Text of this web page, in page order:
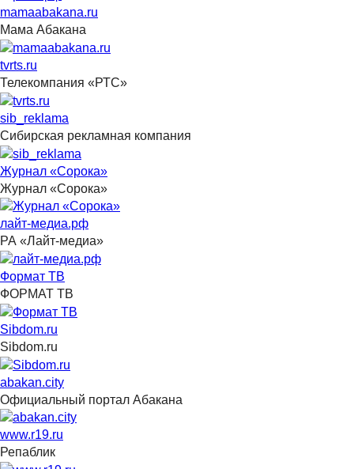
mamaabakana.ru
Мама Абакана
tvrts.ru
Телекомпания «РТС»
sib_reklama
Сибирская рекламная компания
Журнал «Сорока»
Журнал «Сорока»
лайт-медиа.рф
РА «Лайт-медиа»
Формат ТВ
ФОРМАТ ТВ
Sibdom.ru
Sibdom.ru
abakan.city
Официальный портал Абакана
www.r19.ru
Репаблик